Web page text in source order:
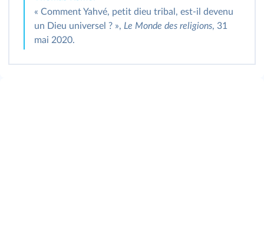
« Comment Yahvé, petit dieu tribal, est-il devenu
un Dieu universel ? », Le Monde des religions, 31
mai 2020.